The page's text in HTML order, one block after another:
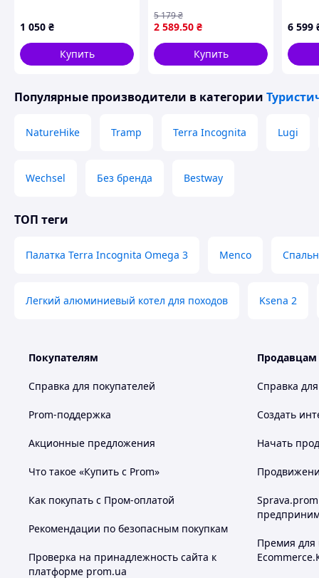
M3800P075
1 050 ₴
Купить
кемпинга и отдыха с
входом на молнии и
сетчатыми стенами
2 589.50 ₴
5 179₴
Купить
5016_Lu
6 599
Популярные производители в категории
NatureHike Tramp Terra Incognita Lugi
Wechsel Без бренда Bestway
ТОП теги
Палатка Terra Incognita Omega 3 Menco
Легкий алюминиевый котел для походов Ksena 2
Покупателям
Справка для покупателей
Prom-поддержка
Акционные предложения
Что такое «Купить с Prom»
Как покупать с Пром-оплатой
Рекомендации по безопасным покупкам
Проверка на принадлежность сайта к
платформе prom.ua
Продавцам
Справка
Создать
Начать
Премия для